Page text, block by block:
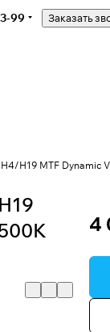
99 Заказать
H19 MTF Dynamic
4